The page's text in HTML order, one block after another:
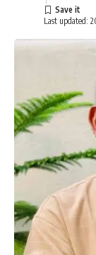
Last updated: